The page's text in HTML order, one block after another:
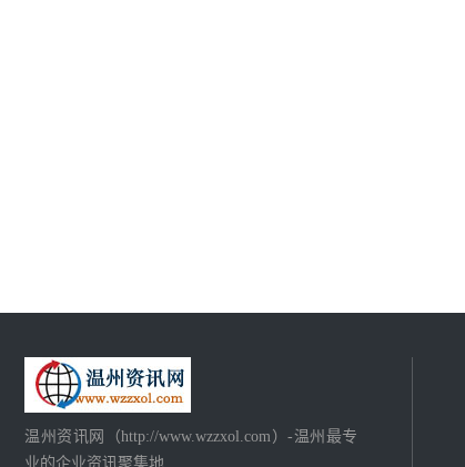
温州资讯网（http://www.wzzxol.com）-温州最专
业的企业资讯聚集地